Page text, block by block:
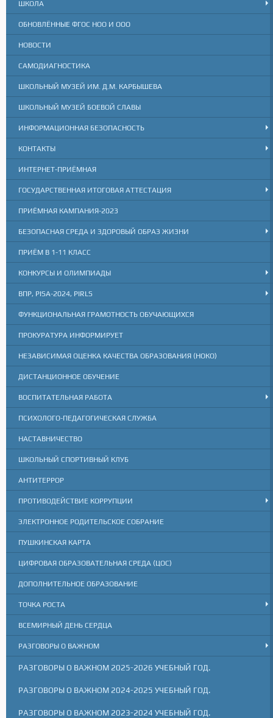
ШКОЛА
ОБНОВЛЁННЫЕ ФГОС НОО И ООО
НОВОСТИ
САМОДИАГНОСТИКА
ШКОЛЬНЫЙ МУЗЕЙ ИМ. Д.М. КАРБЫШЕВА
ШКОЛЬНЫЙ МУЗЕЙ БОЕВОЙ СЛАВЫ
ИНФОРМАЦИОННАЯ БЕЗОПАСНОСТЬ
КОНТАКТЫ
ИНТЕРНЕТ-ПРИЁМНАЯ
ГОСУДАРСТВЕННАЯ ИТОГОВАЯ АТТЕСТАЦИЯ
ПРИЁМНАЯ КАМПАНИЯ-2023
БЕЗОПАСНАЯ СРЕДА И ЗДОРОВЫЙ ОБРАЗ ЖИЗНИ
ПРИЁМ В 1-11 КЛАСС
КОНКУРСЫ И ОЛИМПИАДЫ
ВПР, PISA-2024, PIRLS
ФУНКЦИОНАЛЬНАЯ ГРАМОТНОСТЬ ОБУЧАЮЩИХСЯ
ПРОКУРАТУРА ИНФОРМИРУЕТ
НЕЗАВИСИМАЯ ОЦЕНКА КАЧЕСТВА ОБРАЗОВАНИЯ (НОКО)
ДИСТАНЦИОННОЕ ОБУЧЕНИЕ
ВОСПИТАТЕЛЬНАЯ РАБОТА
ПСИХОЛОГО-ПЕДАГОГИЧЕСКАЯ СЛУЖБА
НАСТАВНИЧЕСТВО
ШКОЛЬНЫЙ СПОРТИВНЫЙ КЛУБ
АНТИТЕРРОР
ПРОТИВОДЕЙСТВИЕ КОРРУПЦИИ
ЭЛЕКТРОННОЕ РОДИТЕЛЬСКОЕ СОБРАНИЕ
ПУШКИНСКАЯ КАРТА
ЦИФРОВАЯ ОБРАЗОВАТЕЛЬНАЯ СРЕДА (ЦОС)
ДОПОЛНИТЕЛЬНОЕ ОБРАЗОВАНИЕ
ТОЧКА РОСТА
ВСЕМИРНЫЙ ДЕНЬ СЕРДЦА
РАЗГОВОРЫ О ВАЖНОМ
РАЗГОВОРЫ О ВАЖНОМ 2025-2026 УЧЕБНЫЙ ГОД.
РАЗГОВОРЫ О ВАЖНОМ 2024-2025 УЧЕБНЫЙ ГОД.
РАЗГОВОРЫ О ВАЖНОМ 2023-2024 УЧЕБНЫЙ ГОД.